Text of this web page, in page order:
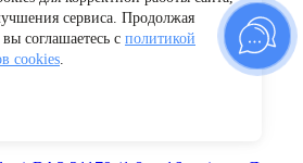
сервиса. Продолжая
соглашаетесь с политикой
cookies.